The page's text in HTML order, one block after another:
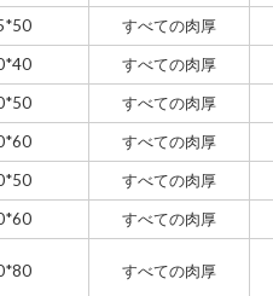
すべての肉厚
すべての肉厚
すべての肉厚
すべての肉厚
すべての肉厚
すべての肉厚
すべての肉厚